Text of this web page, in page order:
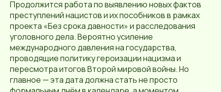
Продолжится работа по выявлению новых фактов
преступлений нацистов и их пособников в рамках
проекта «Без срока давности» и расследования
уголовного дела. Вероятно усиление
международного давления на государства,
проводящие политику героизации нацизма и
пересмотра итогов Второй мировой войны. Но
главное — эта дата должна стать не просто